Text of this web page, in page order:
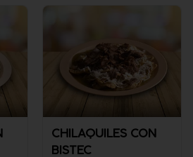
CHILAQUILES CON
BISTEC